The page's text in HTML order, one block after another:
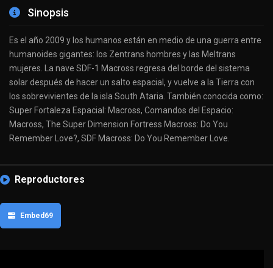
Sinopsis
Es el año 2009 y los humanos están en medio de una guerra entre
humanoides gigantes: los Zentrans hombres y las Meltrans
mujeres. La nave SDF-1 Macross regresa del borde del sistema
solar después de hacer un salto espacial, y vuelve a la Tierra con
los sobrevivientes de la isla South Ataria. También conocida como:
Super Fortaleza Espacial: Macross, Comandos del Espacio:
Macross, The Super Dimension Fortress Macross: Do You
Remember Love?, SDF Macross: Do You Remember Love.
Reproductores
Embed69